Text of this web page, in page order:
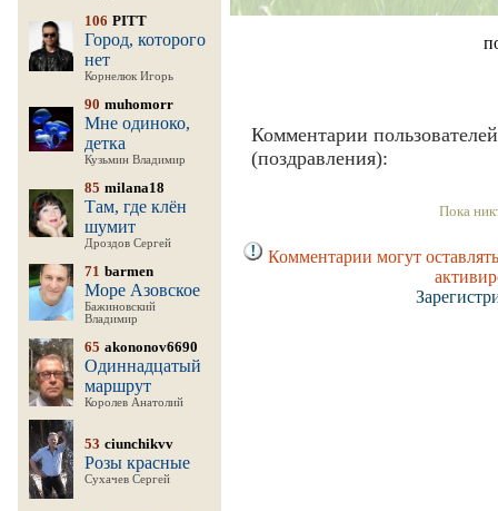
106 PITT
Город, которого
нет
Корнелюк Игорь
90 muhomorr
Мне одиноко,
детка
Кузьмин Владимир
85 milana18
Там, где клён
шумит
Дроздов Сергей
71 barmen
Море Азовское
Бажиновский
Владимир
65 akononov6690
Одиннадцатый
маршрут
Королев Анатолий
53 ciunchikvv
Розы красные
Сухачев Сергей
Комментарии пользователей
(поздравления):
Пока
Комментарии могут